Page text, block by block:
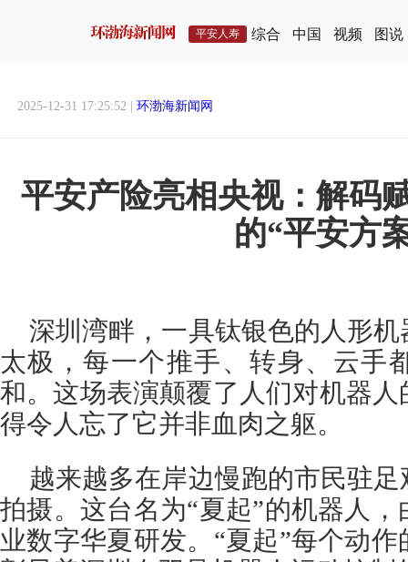
平安人寿 综合 中国 视频 图说
2025-12-31 17:25:52 | 环渤海新闻网
平安产险亮相央视：解码
的“平安方
深圳湾畔，一具钛银色的人形
太极，每一个推手、转身、云手
和。这场表演颠覆了人们对机器
得令人忘了它并非血肉之躯。
越来越多在岸边慢跑的市民驻
拍摄。这台名为“夏起”的机器人
业数字华夏研发。“夏起”每个动